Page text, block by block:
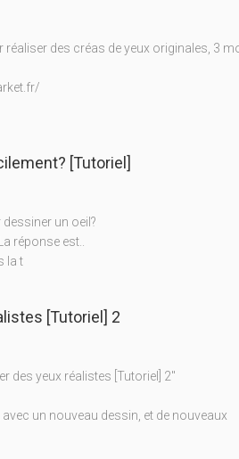
des créas de yeux originales, 3
[Tutoriel]
un oeil?
réponse est..
la t
[Tutoriel] 2
des yeux réalistes [Tutoriel] 2"
un nouveau dessin, et de nouveaux